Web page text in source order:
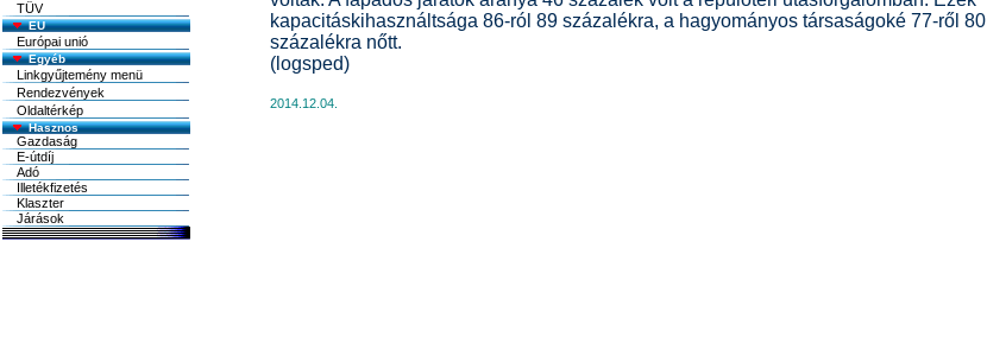
TÜV
EU
Európai unió
Egyéb
Linkgyűjtemény menü
Rendezvények
Oldaltérkép
kapacitáskihasználtsága 86-ról 89 százalékra, a hagyományos társaságoké 77-ről 80
százalékra nőtt.
(logsped)
2014.12.04.